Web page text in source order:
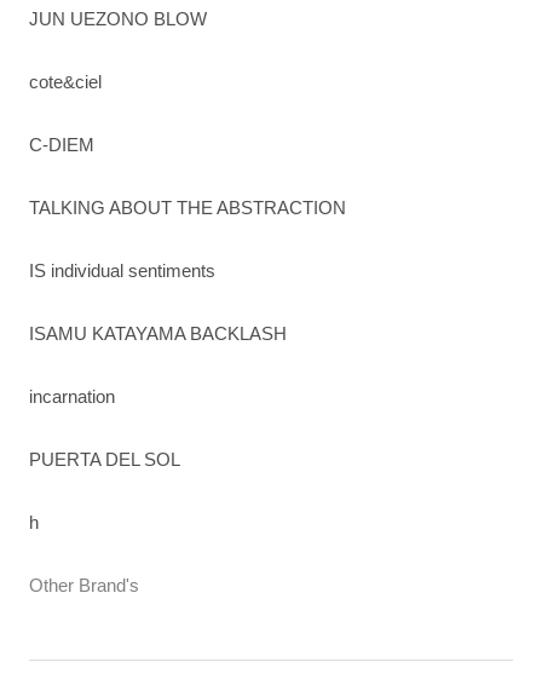
JUN UEZONO BLOW
cote&ciel
C-DIEM
TALKING ABOUT THE ABSTRACTION
IS individual sentiments
ISAMU KATAYAMA BACKLASH
incarnation
PUERTA DEL SOL
h
Other Brand's